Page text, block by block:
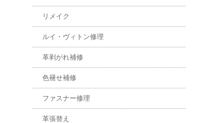
リメイク
ルイ・ヴィトン修理
革剥がれ補修
色褪せ補修
ファスナー修理
革張替え